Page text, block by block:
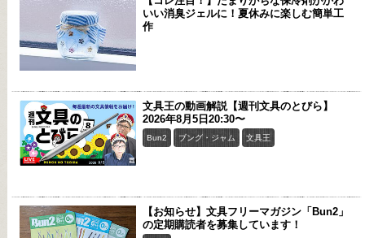
いい消臭ジェルに！夏休みに楽しむ簡単工
作
文具王の動画解説【週刊文具のとびら】
2026年8月5日20:30〜
Bun2 ブング・ジャム 文具王
【お知らせ】文具フリーマガジン「Bun2」
の定期購読者を募集しています！